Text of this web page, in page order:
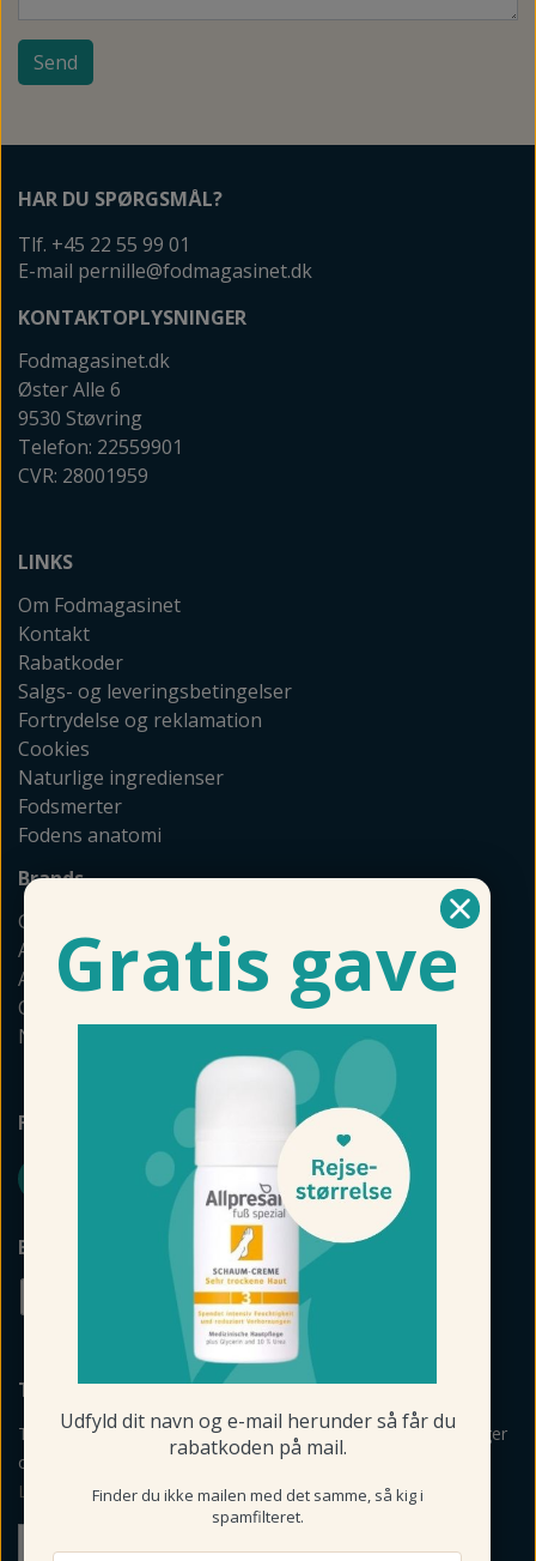
Send
HAR DU SPØRGSMÅL?
Tlf. +45 22 55 99 01
E-mail pernille@fodmagasinet.dk
KONTAKTOPLYSNINGER
Fodmagasinet.dk
Øster Alle 6
9530 Støvring
Telefon: 22559901
CVR: 28001959
LINKS
Om Fodmagasinet
Kontakt
Rabatkoder
Salgs- og leveringsbetingelser
Fortrydelse og reklamation
Cookies
Naturlige ingredienser
Fodsmerter
Fodens anatomi
Brands
GEHWOL
Allpresan
Akileine
Camillen
Naturkosmetik
FØLG FODMAGASINET
BETALINGSMULIGHEDER
TILMELD NYHEDSBREV
Tilmeld mig nyheder, vejledning, personlige råd og anbefalinger
om produkter via mail og sms fra Fodmagsinet.dk.
Læs betingelser her>
Tilmeld
Gratis gave
Udfyld dit navn og e-mail herunder så får du
rabatkoden på mail.
Finder du ikke mailen med det samme, så kig i
spamfilteret.